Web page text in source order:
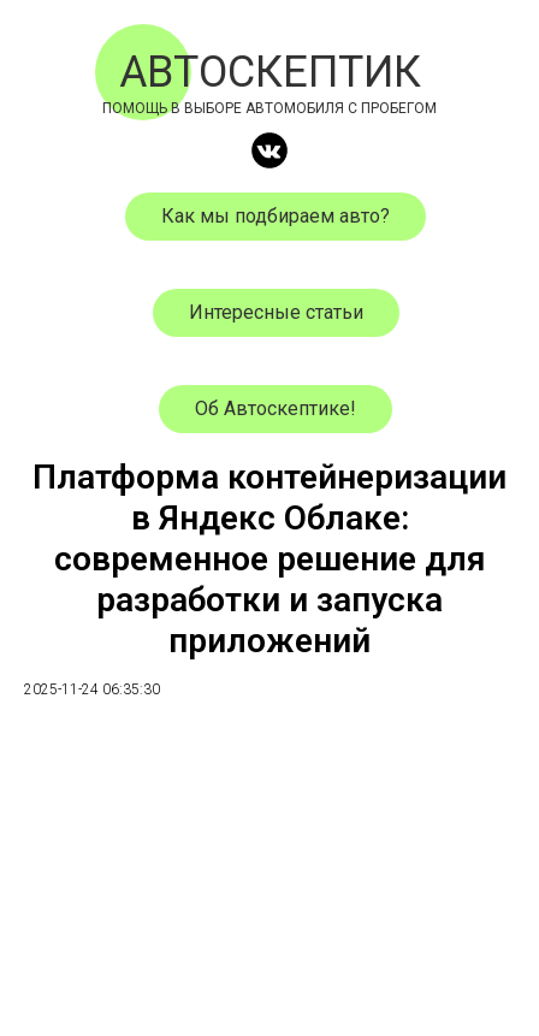
АВТОСКЕПТИК
ПОМОЩЬ В ВЫБОРЕ АВТОМОБИЛЯ С ПРОБЕГОМ
Как мы подбираем авто?
Интересные статьи
Об Автоскептике!
Платформа контейнеризации
в Яндекс Облаке:
современное решение для
разработки и запуска
приложений
2025-11-24 06:35:30